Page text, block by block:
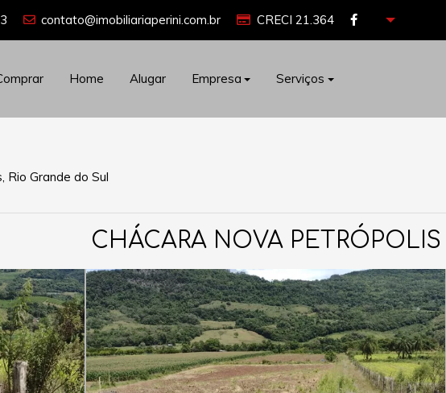
contato@imobiliariaperini.com.br CRECI 21.364
Home Alugar Empresa Serviços
Rio Grande do Sul
CHÁCARA NOVA PETRÓPOLIS